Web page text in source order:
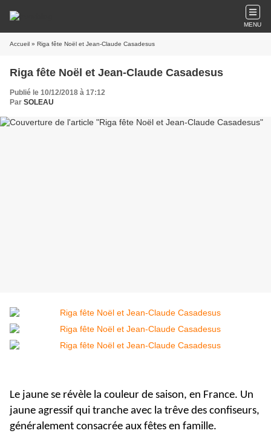
MENU
Accueil » Riga fête Noël et Jean-Claude Casadesus
Riga fête Noël et Jean-Claude Casadesus
Publié le 10/12/2018 à 17:12
Par SOLEAU
Le jaune se révèle la couleur de saison, en France. Un
jaune agressif qui tranche avec la trêve des confiseurs,
généralement consacrée aux fêtes en famille.